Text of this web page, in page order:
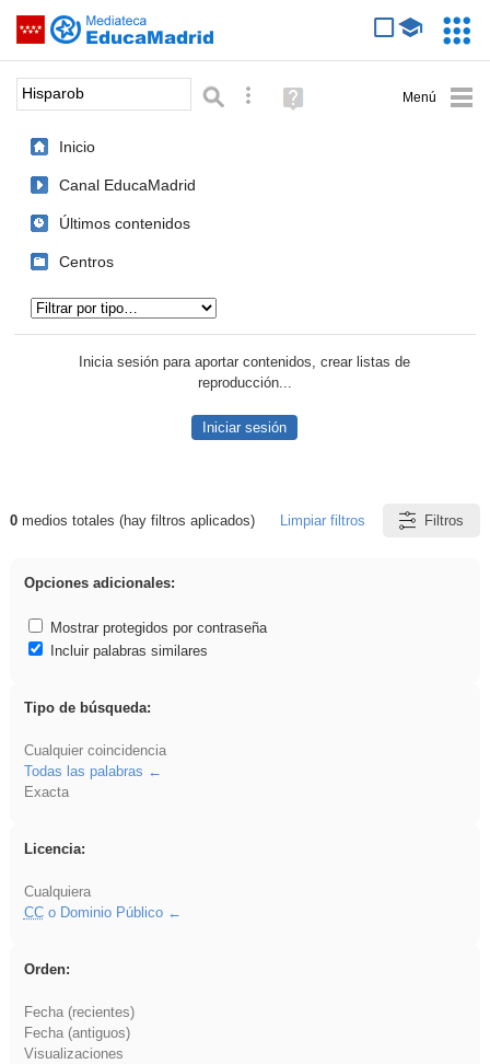
Saltar navegación
Palabra o frase: Búsqueda avanzada
Ayuda
(en
Inicio
Canal EducaMadrid
Últimos contenidos
Centros
Inicia sesión para aportar contenidos, crear listas de
reproducción...
Iniciar sesión
Resultados de: Hisparob
0medios totales (hay filtros aplicados) Limpiar filtros Filtros
Opciones adicionales:
Mostrar protegidos por contraseña
Incluir palabras similares
Tipo de búsqueda:
Cualquier coincidencia
Todas las palabras
Exacta
Licencia:
Cualquiera
CCo Dominio Público
Orden:
Fecha (recientes)
Fecha (antiguos)
Visualizaciones